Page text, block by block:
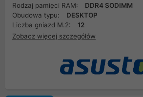
Rodzaj pamięci RAM:
DDR4 SODIMM
Obudowa typu:
DESKTOP
Liczba gniazd M.2:
12
Zobacz więcej szczegółów